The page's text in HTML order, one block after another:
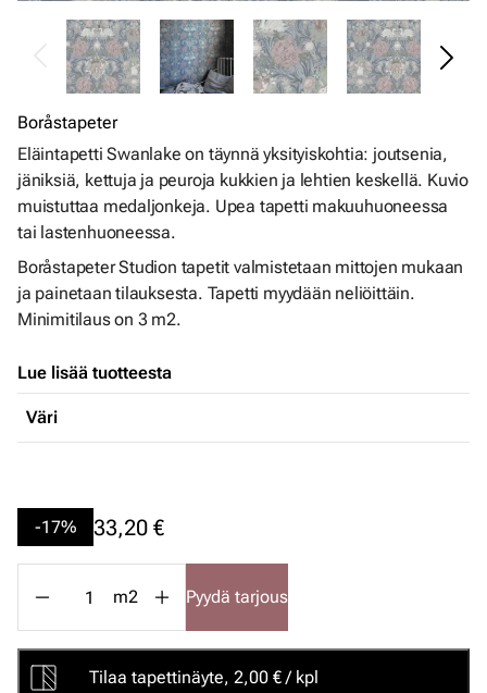
Boråstapeter
Eläintapetti Swanlake on täynnä yksityiskohtia: joutsenia,
jäniksiä, kettuja ja peuroja kukkien ja lehtien keskellä. Kuvio
muistuttaa medaljonkeja. Upea tapetti makuuhuoneessa
tai lastenhuoneessa.
Boråstapeter Studion tapetit valmistetaan mittojen mukaan
ja painetaan tilauksesta. Tapetti myydään neliöittäin.
Minimitilaus on 3 m2.
Lue lisää tuotteesta
Väri
-17% 33,20 €
m2 Pyydä tarjous
Tilaa tapettinäyte, 2,00 € / kpl